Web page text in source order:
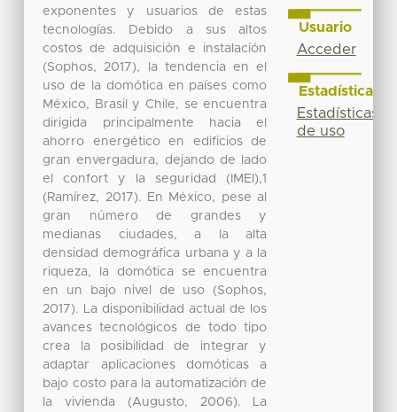
exponentes y usuarios de estas
tecnologías. Debido a sus altos
costos de adquisición e instalación
(Sophos, 2017), la tendencia en el
uso de la domótica en países como
México, Brasil y Chile, se encuentra
dirigida principalmente hacia el
ahorro energético en edificios de
gran envergadura, dejando de lado
el confort y la seguridad (IMEI),1
(Ramírez, 2017). En México, pese al
gran número de grandes y
medianas ciudades, a la alta
densidad demográfica urbana y a la
riqueza, la domótica se encuentra
en un bajo nivel de uso (Sophos,
2017). La disponibilidad actual de los
avances tecnológicos de todo tipo
crea la posibilidad de integrar y
adaptar aplicaciones domóticas a
bajo costo para la automatización de
la vivienda (Augusto, 2006). La
Usuario
Acceder
Estadísticas
Estadísticas
de uso